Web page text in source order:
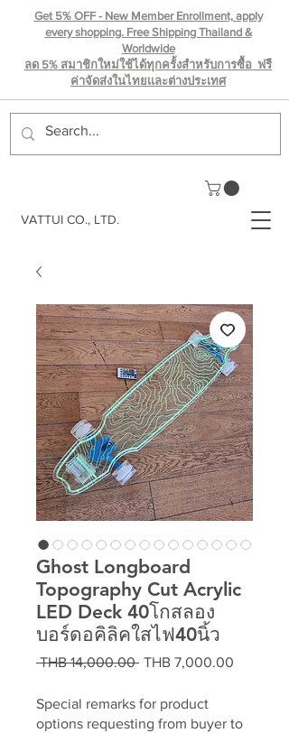
VATTUI CO., LTD.
Get 5% OFF - New Member Enrollment, apply
every shopping. Free Shipping Thailand &
Worldwide
ลด 5% สมาชิกใหม่ใช้ได้ทุกครั้งสำหรับการซื้อ ฟรี
ค่าจัดส่งในไทยเเละต่างประเทศ
Ghost Longboard
Topography Cut Acrylic
LED Deck 40โกสลอง
บอร์ดอคิลิคใสไฟ40นิ้ว
THB 14,000.00 Regular
THB 7,000.00
Special remarks for product
options requesting from buyer to